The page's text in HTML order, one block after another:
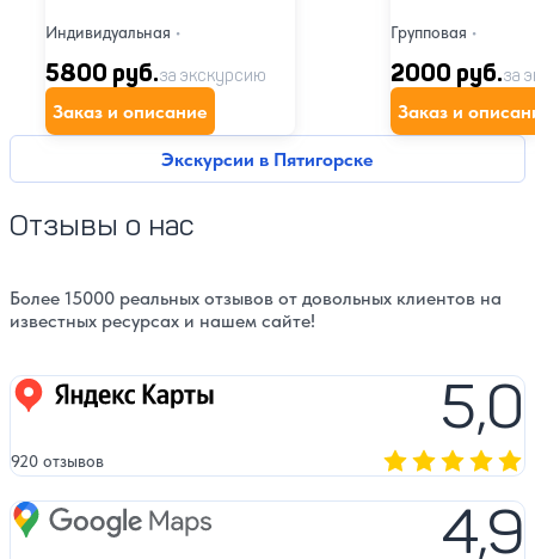
Экскурсии в Пятигорске
Индивидуальная •
5800 руб.за экскурсию
Заказ и описание
Групповая •
2000 руб.за
Заказ и
Отзывы о нас
Более 15000 реальных отзывов от довольных клиентов на
известных ресурсах и нашем сайте!
Яндекс карты 5,0
920 отзывов
Google Maps 4,9